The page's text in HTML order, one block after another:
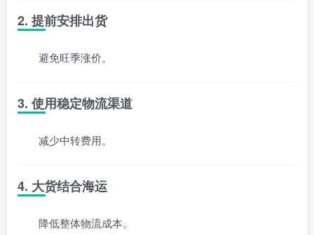
2. 提前安排出货
避免旺季涨价。
3. 使用稳定物流渠道
减少中转费用。
4. 大货结合海运
降低整体物流成本。